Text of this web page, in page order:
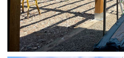
STRUTTURA